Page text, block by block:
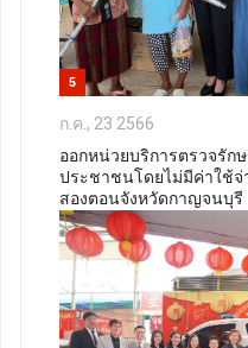
5
ก.ค., 23 2566
ออกหน่วยบริการตรวจรัก
ประชาชนโดยไม่มีค่าใช้จ่
สองตอนจังหวัดกาญจนบุรี